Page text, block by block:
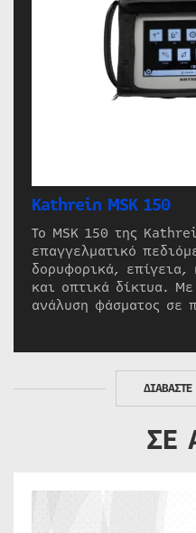
Kathrein MSK 150
Το MSK 150 της
επαγγελματικό
δορυφορικά,
και οπτικά δίκτυα.
ανάλυση φάσματος σε
ΔΙΑΒΑΣΤΕ
ΣΕ